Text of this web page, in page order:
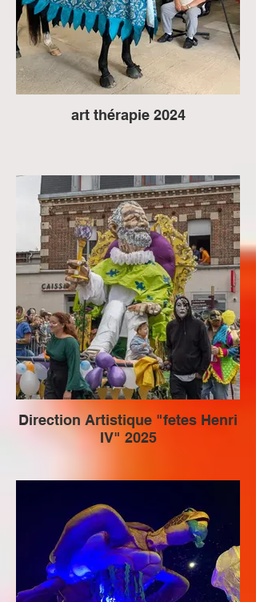
art thérapie 2024
Direction Artistique "fetes Henri
IV" 2025